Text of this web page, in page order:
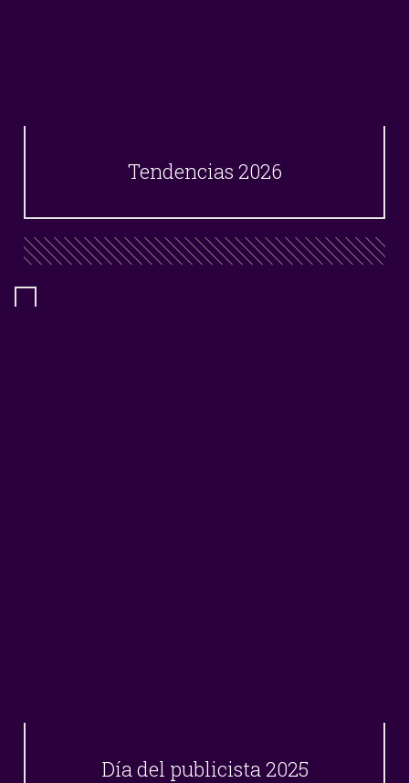
Tendencias 2026
Día del publicista 2025